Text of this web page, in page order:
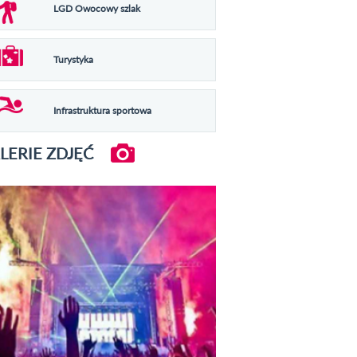
LGD Owocowy szlak
Turystyka
Infrastruktura sportowa
ZDJĘĆ